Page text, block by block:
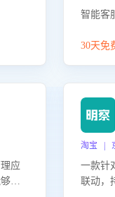
智能客
30天免
应
基
淘宝 |
一款针
联动，